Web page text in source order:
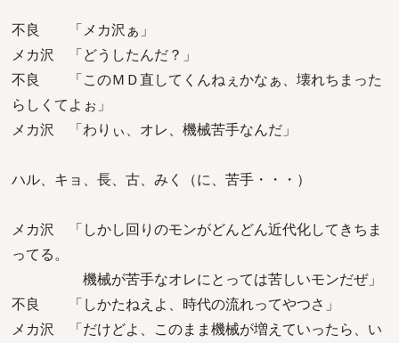
不良 「メカ沢ぁ」
メカ沢 「どうしたんだ？」
不良 「このＭＤ直してくんねぇかなぁ、壊れちまった
らしくてよぉ」
メカ沢 「わりぃ、オレ、機械苦手なんだ」
ハル、キョ、長、古、みく（に、苦手・・・）
メカ沢 「しかし回りのモンがどんどん近代化してきちま
ってる。
機械が苦手なオレにとっては苦しいモンだぜ」
不良 「しかたねえよ、時代の流れってやつさ」
メカ沢 「だけどよ、このまま機械が増えていったら、い